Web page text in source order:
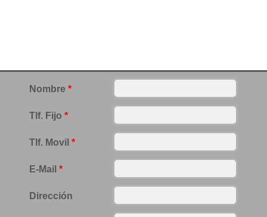
Nombre *
Tlf. Fijo *
Tlf. Movil *
E-Mail *
Dirección